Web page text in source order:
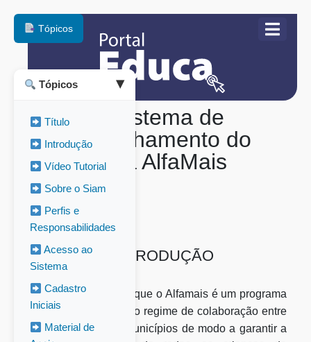
SIAM - Sistema de
Acompanhamento do
Programa AlfaMais
Goiás
INTRODUÇÃO
Você já sabe que o Alfamais é um programa
que fortalece o regime de colaboração entre
o Estado e Municípios de modo a garantir a
Tópicos
Tópicos ▶
Título
Introdução
Vídeo Tutorial
Sobre o Siam
Perfis e
Responsabilidades
Acesso ao
Sistema
Cadastro
Iniciais
Material de